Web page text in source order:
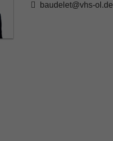
baudelet@vhs-ol.de